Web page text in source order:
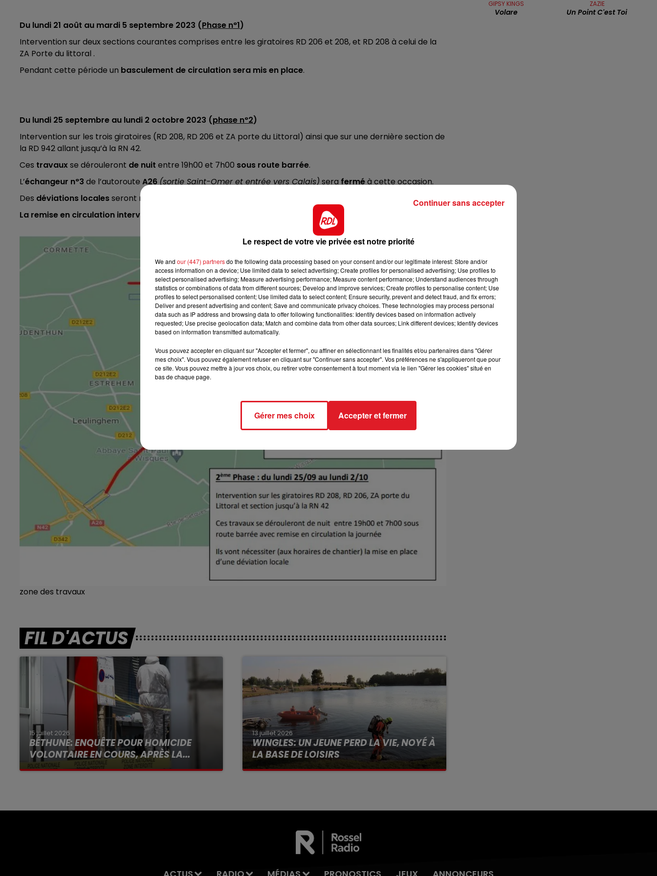
RDL WEEK-END
7h00 - 10h00
Du lundi 21 août au mardi 5 septembre 2023 (Phase n°1)
Intervention sur deux sections courantes comprises entre les giratoires RD 206 et 208, et RD 208 à celui de la
ZA Porte du littoral .
Pendant cette période un basculement de circulation sera mis en place.
Du lundi 25 septembre au lundi 2 octobre 2023 (phase n°2)
Intervention sur les trois giratoires (RD 208, RD 206 et ZA porte du Littoral) ainsi que sur une dernière section de
la RD 942 allant jusqu’à la RN 42.
Ces travauxse dérouleront de nuit entre 19h00 et 7h00 sous route barrée.
L’échangeur n°3 de l’autoroute A26 (sortie Saint-Omer et entrée vers Calais) sera ferméà cette occasion.
Des déviations localesseront mises en œuvre (voir plans joints).
La remise en circulation interviendra en journée.
zone des travaux
FIL D'ACTUS
15 juillet 2026
BÉTHUNE: ENQUÊTE POUR HOMICIDE
VOLONTAIRE EN COURS, APRÈS LA...
Selon les premiers éléments, le logement
13 juillet 2026
WINGLES: UN JEUNE PERD LA VIE, NOYÉ À
LA BASE DE LOISIRS
La victime a coulé à pic
GIPSY KINGS
Volare
ZAZIE
Un Point C'est Toi
Le respect de votre vie privée est notre priorité
We and our (447) partnersdo the following data processing based on your consent and/or our legitimate interest: Store and/or
access information on a device; Use limited data to select advertising; Create profiles for personalised advertising; Use profiles to
select personalised advertising; Measure advertising performance; Measure content performance; Understand audiences through
statistics or combinations of data from different sources; Develop and improve services; Create profiles to personalise content; Use
profiles to select personalised content; Use limited data to select content; Ensure security, prevent and detect fraud, and fix errors;
Deliver and present advertising and content; Save and communicate privacy choices. These technologies may process personal
data such as IP address and browsing data to offer following functionalities: Identify devices based on information actively
requested; Use precise geolocation data; Match and combine data from other data sources; Link different devices; Identify devices
based on information transmitted automatically.
Vous pouvez accepter en cliquant sur "Accepter et fermer", ou affiner en sélectionnant les finalités et/ou partenaires dans "Gérer
mes choix". Vous pouvez également refuser en cliquant sur "Continuer sans accepter". Vos préférences ne s'appliqueront que pour
ce site. Vous pouvez mettre à jour vos choix, ou retirer votre consentement à tout moment via le lien "Gérer les cookies" situé en
bas de chaque page.
Gérer mes choix Accepter et fermer
Continuer sans accepter